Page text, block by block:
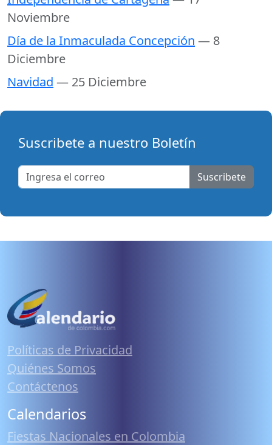
Noviembre
Día de la Inmaculada Concepción — 8
Diciembre
Navidad — 25 Diciembre
Suscribete a nuestro Boletín
Suscribete
Políticas de Privacidad
Quiénes Somos
Contáctenos
Calendarios
Fiestas Nacionales en Colombia